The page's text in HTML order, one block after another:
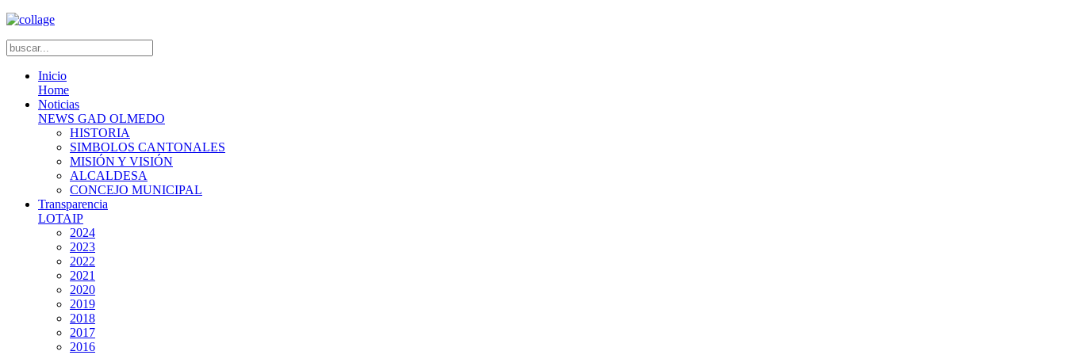
Inicio
Home
Noticias
NEWS GAD OLMEDO
HISTORIA
SIMBOLOS CANTONALES
MISIÓN Y VISIÓN
ALCALDESA
CONCEJO MUNICIPAL
Transparencia
LOTAIP
2024
2023
2022
2021
2020
2019
2018
2017
2016